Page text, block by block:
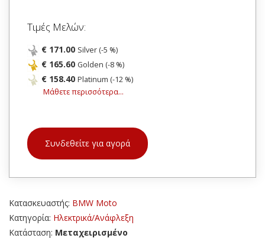
Τιμές Μελών:
€ 171.00 Silver (-5 %)
€ 165.60 Golden (-8 %)
€ 158.40 Platinum (-12 %)
Μάθετε περισσότερα...
Συνδεθείτε για αγορά
Κατασκευαστής: BMW Moto
Κατηγορία: Ηλεκτρικά/Ανάφλεξη
Κατάσταση: Μεταχειρισμένο